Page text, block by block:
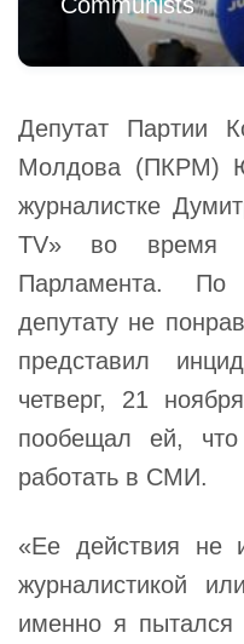
Депутат Партии
Молдова (ПКРМ)
журналистке
TV» во время
Парламента. По
депутату не
представил
четверг, 21
пообещал ей,
работать в СМИ.
«Ее действия не
журналистикой
именно я пытался